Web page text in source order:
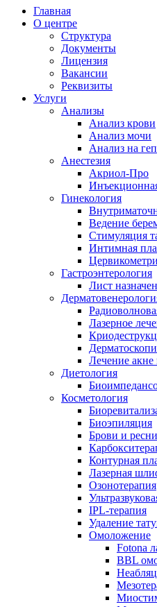
Главная
О центре
Структура
Документы
Лицензия
Вакансии
Реквизиты
Услуги
Анализы
Анализ крови
Анализ мочи
Анализ на
Анестезия
Акриол-Про
Гинекология
Ведение
Стимуляция
Интимная
Гастроэнтерология
Лист
Лазерное
Лечение акне
Диетология
Косметология
Биоэпиляция
Брови и
Контурная
Лазерная
Озонотерапия
IPL-терапия
Удаление
Омоложение
Fotona
BBL